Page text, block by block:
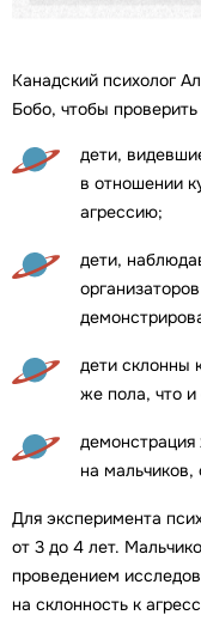
Канадский психолог
Бобо, чтобы
дети,
в отношении
агрессию;
дети,
дети склонны
же пола, что и
на мальчиков,
Для эксперимента
от 3 до 4 лет.
проведением
на склонность к